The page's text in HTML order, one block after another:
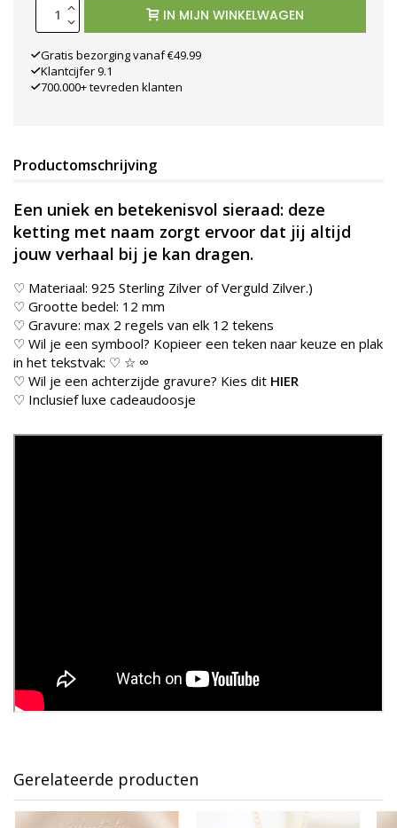
IN MIJN WINKELWAGEN
Gratis bezorging vanaf €49.99
Klantcijfer 9.1
700.000+ tevreden klanten
Productomschrijving
Een uniek en betekenisvol sieraad: deze
ketting met naam zorgt ervoor dat jij altijd
jouw verhaal bij je kan dragen.
♡ Materiaal: 925 Sterling Zilver of Verguld Zilver.)
♡ Grootte bedel: 12 mm
♡ Gravure: max 2 regels van elk 12 tekens
♡ Wil je een symbool? Kopieer een teken naar keuze en plak
in het tekstvak: ♡ ☆ ∞
♡ Wil je een achterzijde gravure? Kies dit HIER
♡ Inclusief luxe cadeaudoosje
Gerelateerde producten